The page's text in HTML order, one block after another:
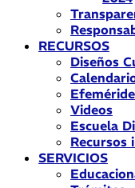
RECURSOS
Diseños
Videos
Escuela
Recursos
SERVICIOS